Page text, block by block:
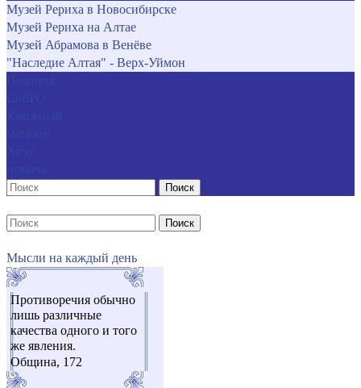
Музей Рериха в Новосибирске
Музей Рериха на Алтае
Музей Абрамова в Венёве
"Наследие Алтая" - Верх-Уймон
Поиск
Поиск
Мысли на каждый день
Противоречия обычно
лишь различные
качества одного и того
же явления.
Община, 172